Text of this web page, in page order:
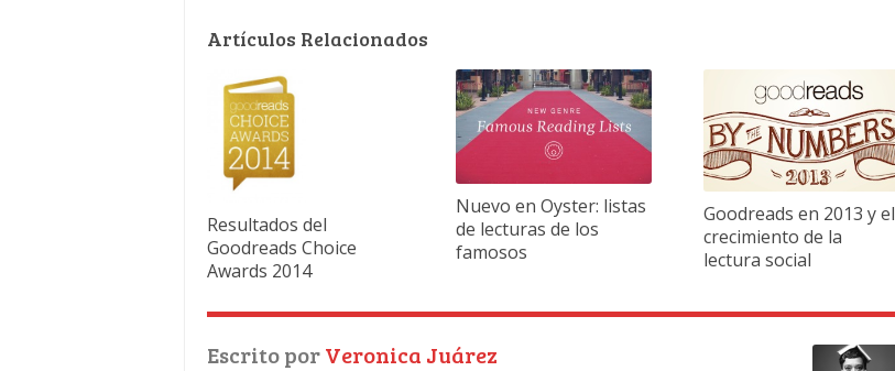
Artículos Relacionados
Resultados del
Goodreads Choice
Awards 2014
Nuevo en Oyster: listas
de lecturas de los
famosos
Goodreads en 2013 y el
crecimiento de la
lectura social
Escrito porVeronica Juárez